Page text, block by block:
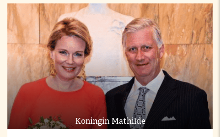
Koningin Mathilde